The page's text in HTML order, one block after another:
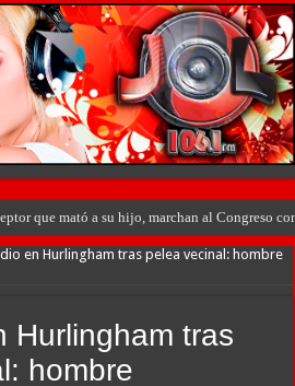
que mató a su hijo, marchan al Congreso
en Hurlingham tras pelea vecinal: hombre
Hurlingham tras
hombre